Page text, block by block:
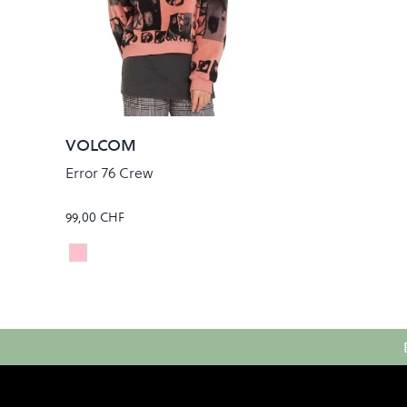
VOLCOM
Error 76 Crew
99,00 CHF
Colour
Sepia